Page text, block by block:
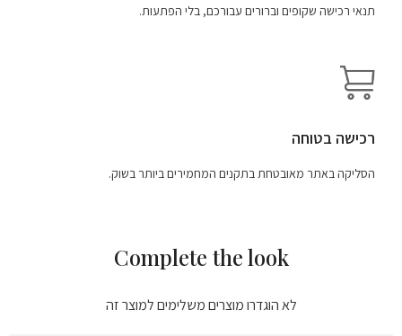
תנאי רכישה שקופים וברורים עבורכם, בלי הפתעות.
רכישה בטוחה
הסליקה באתר מאובטחת בתקנים המחמירים ביותר בשוק.
Complete the look
לא הוגדרו מוצרים משלימים למוצר זה